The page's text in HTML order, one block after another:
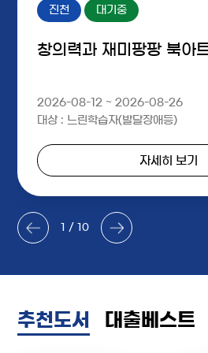
진천 대기중
창의력과 재미팡팡 북아
2026-08-12 ~ 2026-08-26
대상 : 느린학습자(발달장애등)
자세히 보기
1 / 10
추천도서 대출베스트